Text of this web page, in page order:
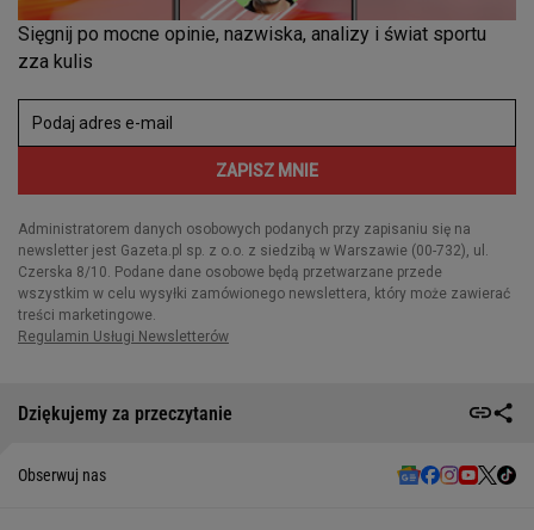
Dziękujemy za przeczytanie
Obserwuj nas